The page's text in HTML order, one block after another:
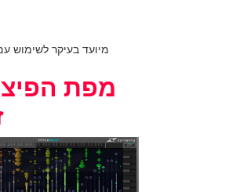
מיועד בעיקר לשימוש עם